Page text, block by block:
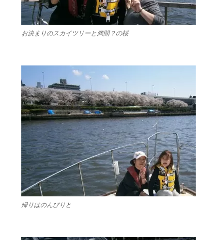
お決まりのスカイツリーと満開？の桜
帰りはのんびりと